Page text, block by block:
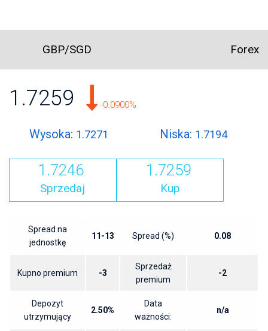
GBP/SGD Forex
1.7259 -0.0900%
Wysoka: 1.7271 Niska: 1.7194
1.7246
Sprzedaj
1.7259
Kup
Spread na
jednostkę
11-13 Spread (%) 0.08
Kupno premium -3
Sprzedaż
premium
-2
Depozyt
utrzymujący
2.50%
Data
ważności:
n/a